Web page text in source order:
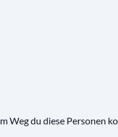
Weg du diese Personen